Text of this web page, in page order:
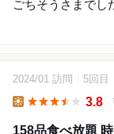
ごちそうさまでし
41
2024/01 訪問 5回目
3.8
158品食べ放題